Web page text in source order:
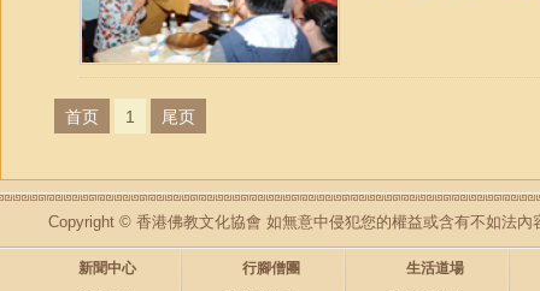
首页 1 尾页
Copyright © 香港佛教文化協會 如無意中侵犯您的權益或含有不如法內
新聞中心
行腳僧團
生活道場